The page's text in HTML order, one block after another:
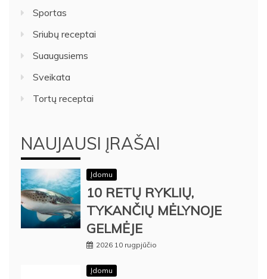
Sportas
Sriubų receptai
Suaugusiems
Sveikata
Tortų receptai
NAUJAUSI ĮRAŠAI
Įdomu
10 RETŲ RYKLIŲ,
TYKANČIŲ MĖLYNOJE
GELMĖJE
2026 10 rugpjūčio
Įdomu